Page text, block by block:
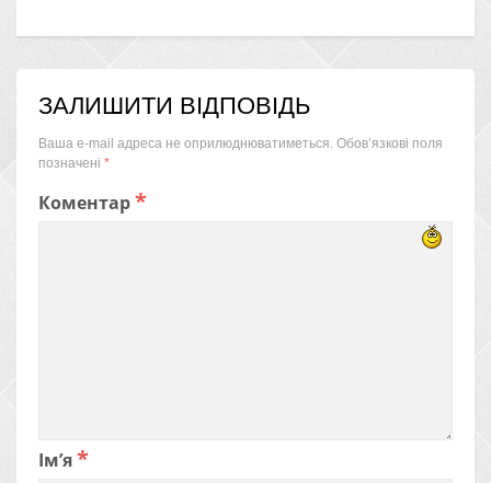
ЗАЛИШИТИ ВІДПОВІДЬ
Ваша e-mail адреса не оприлюднюватиметься. Обов’язкові поля
позначені *
Коментар*
Ім’я*